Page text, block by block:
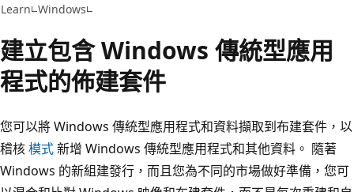
Learn Windows
建立包含 Windows 傳統型應用
程式的佈建套件
您可以將 Windows 傳統型應用程式和資料擷取到布建套件，以
稽核模式新增 Windows 傳統型應用程式和其他資料。 隨著
Windows 的新組建發行，而且您為不同的市場做好準備，您可